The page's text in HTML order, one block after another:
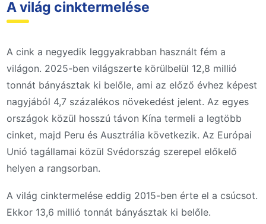
A világ cinktermelése
A cink a negyedik leggyakrabban használt fém a
világon. 2025-ben világszerte körülbelül 12,8 millió
tonnát bányásztak ki belőle, ami az előző évhez képest
nagyjából 4,7 százalékos növekedést jelent. Az egyes
országok közül hosszú távon Kína termeli a legtöbb
cinket, majd Peru és Ausztrália következik. Az Európai
Unió tagállamai közül Svédország szerepel előkelő
helyen a rangsorban.
A világ cinktermelése eddig 2015-ben érte el a csúcsot.
Ekkor 13,6 millió tonnát bányásztak ki belőle.